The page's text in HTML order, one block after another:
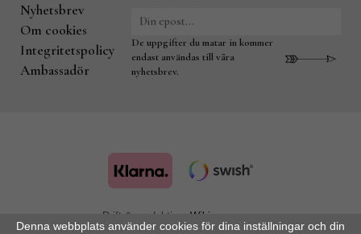
Nyhetsbrev
Om cookies
Integritetspolicy
Ambassadör
De uppgifter du matar in kommer
endast användas till våra
nyhetsbrev.
Drift & produktion: Wikinggruppen
Denna webbplats använder cookies för dina inställningar och din